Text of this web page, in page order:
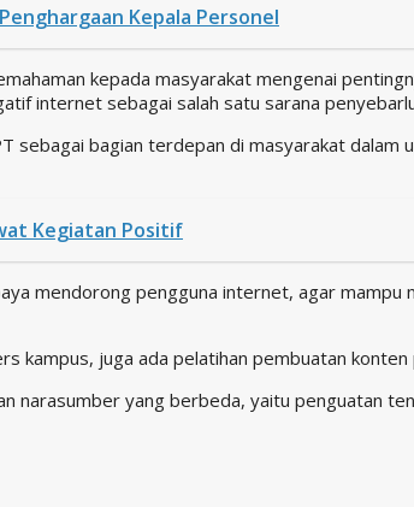
Kepala Personel
kepada masyarakat mengenai
internet sebagai salah satu sarana
sebagai bagian terdepan di masyarakat
Kegiatan Positif
mendorong pengguna internet, agar
kampus, juga ada pelatihan pembuatan
narasumber yang berbeda, yaitu penguatan